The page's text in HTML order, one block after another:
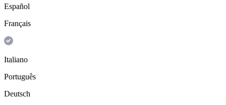
Español
Français
Italiano
Português
Deutsch